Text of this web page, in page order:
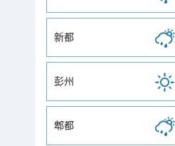
新都
彭州
郫都